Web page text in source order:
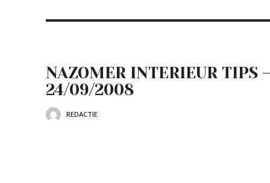
NAZOMER INTERIEUR TIPS
24/09/2008
REDACTIE